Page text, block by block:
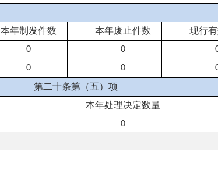
本年制发件数 本年废止件数 现行
0 0
0 0
第二十条第（五）项
本年处理决定数量
0